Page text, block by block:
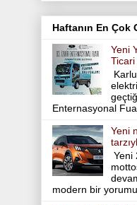
Haftanın En Çok
Yeni
Ticari
Enternasyonal
Yeni
Yeni
modern bir